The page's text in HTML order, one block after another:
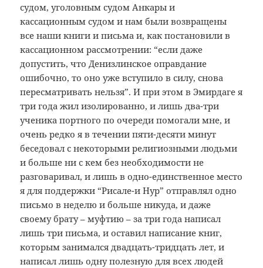
судом, уголовным судом Анкары и
кассационным судом и нам были возвращены
все наши книги и письма и, как постановили в
кассационном рассмотрении: “если даже
допустить, что Денизлинское оправдание
ошибочно, то оно уже вступило в силу, снова
пересматривать нельзя”. И при этом в Эмирдаге я
три года жил изолированно, и лишь два-три
ученика портного по очереди помогали мне, и
очень редко я в течении пяти-десяти минут
беседовал с некоторыми религиозными людьми
и больше ни с кем без необходимости не
разговаривал, и лишь в одно-единственное место
я для поддержки “Рисале-и Нур” отправлял одно
письмо в неделю и больше никуда, и даже
своему брату – муфтию – за три года написал
лишь три письма, и оставил написание книг,
которым занимался двадцать-тридцать лет, и
написал лишь одну полезную для всех людей